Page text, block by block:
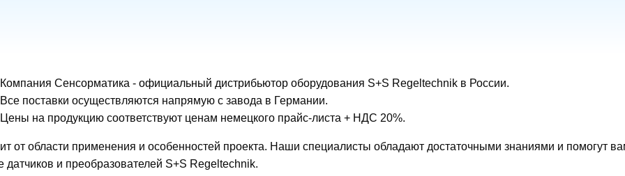
Компания Сенсорматика - официальный дистрибьютор оборудования S+S Regeltechnik в России.
Все поставки осуществляются напрямую с завода в Германии.
Цены на продукцию соответствуют ценам немецкого прайс-листа + НДС 20%.
от области применения и особенностей проекта. Наши специалисты обладают достаточными знаниями и помогут
и преобразователей S+S Regeltechnik.